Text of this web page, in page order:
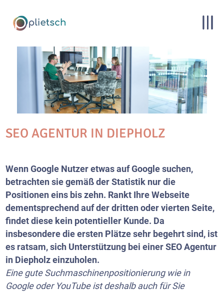
SEO AGENTUR IN DIEPHOLZ
Wenn Google Nutzer etwas auf Google suchen,
betrachten sie gemäß der Statistik nur die
Positionen eins bis zehn. Rankt IhreWebseite
dementsprechend auf der dritten oder vierten Seite,
findet diese kein potentieller Kunde. Da
insbesondere die ersten Plätze sehr begehrt sind, ist
es ratsam, sich Unterstützung bei einer SEO Agentur
in Diepholz einzuholen.
Eine gute Suchmaschinenpositionierung wie in
Google oder YouTubeist deshalb auch für Sie